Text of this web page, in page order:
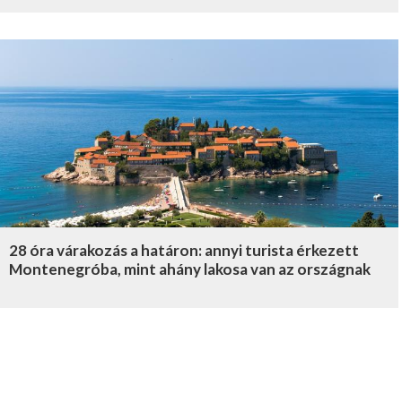
28 óra várakozás a határon: annyi turista érkezett
Montenegróba, mint ahány lakosa van az országnak